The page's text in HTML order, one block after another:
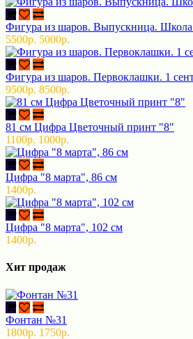
Фигура из шаров. Выпускница. Школа.
5500р. 5000р.
Фигура из шаров. Первоклашки. 1
9500р. 8500р.
81 см Цифра Цветочный принт "8"
1100р. 1000р.
Цифра "8 марта", 86 см
1400р.
Цифра "8 марта", 102 см
1400р.
Хит продаж
Фонтан №31
1800р. 1750р.